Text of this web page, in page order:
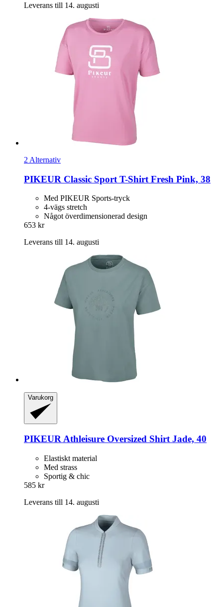
Leverans till 14. augusti
2 Alternativ
PIKEUR Classic Sport T-​Shirt Fresh Pink, 38
Med PIKEUR Sports-tryck
4-vägs stretch
Något överdimensionerad design
653 kr
Leverans till 14. augusti
Varukorg
PIKEUR Athleisure Oversized Shirt Jade, 40
Elastiskt material
Med strass
Sportig & chic
585 kr
Leverans till 14. augusti